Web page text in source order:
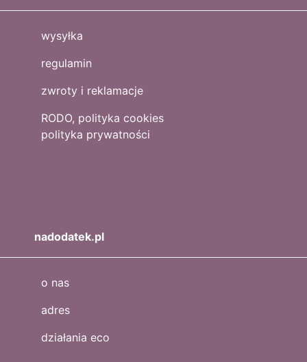
wysyłka
regulamin
zwroty i reklamacje
RODO, polityka cookies
polityka prywatności
nadodatek.pl
o nas
adres
działania eco